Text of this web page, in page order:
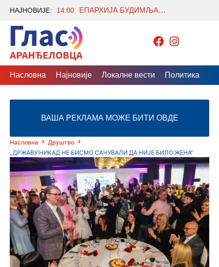
НАЈНОВИЈЕ: 14:00 ЕПАРХИЈА БУДИМЉАНСКО-НИКШИЋКА: ВУЧИЋЕВЕ РЕЧИ О ЛИТИЈАМА ДОПРИНОС ОЧУВАЊУ ИСТОРИЈСКЕ ИСТИНЕ
Насловна Најновије Локалне вести Политика
ВАША РЕКЛАМА МОЖЕ БИТИ ОВДЕ
Насловна
Друштво
„ДРЖАВУ НИКАД НЕ БИСМО САЧУВАЛИ ДА НИЈЕ БИЛО ЖЕНА“